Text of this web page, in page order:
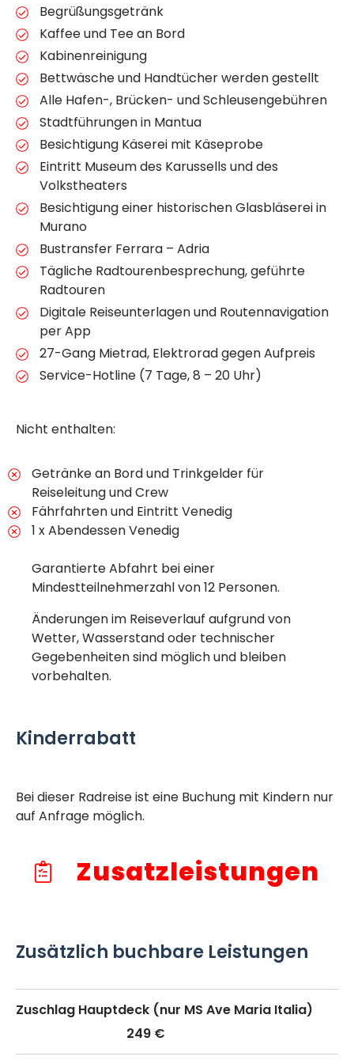
Begrüßungsgetränk
Kaffee und Tee an Bord
Kabinenreinigung
Bettwäsche und Handtücher werden gestellt
Alle Hafen-, Brücken- und Schleusengebühren
Stadtführungen in Mantua
Besichtigung Käserei mit Käseprobe
Eintritt Museum des Karussells und des
Volkstheaters
Besichtigung einer historischen Glasbläserei in
Murano
Bustransfer Ferrara – Adria
Tägliche Radtourenbesprechung, geführte
Radtouren
Digitale Reiseunterlagen und Routennavigation
per App
27-Gang Mietrad, Elektrorad gegen Aufpreis
Service-Hotline (7 Tage, 8 – 20 Uhr)
Nicht enthalten:
Getränke an Bord und Trinkgelder für
Reiseleitung und Crew
Fährfahrten und Eintritt Venedig
1 x Abendessen Venedig
Garantierte Abfahrt bei einer
Mindestteilnehmerzahl von 12 Personen.
Änderungen im Reiseverlauf aufgrund von
Wetter, Wasserstand oder technischer
Gegebenheiten sind möglich und bleiben
vorbehalten.
Kinderrabatt
Bei dieser Radreise ist eine Buchung mit Kindern nur
auf Anfrage möglich.
Zusatzleistungen
Zusätzlich buchbare Leistungen
Zuschlag Hauptdeck (nur MS Ave Maria Italia)
249 €